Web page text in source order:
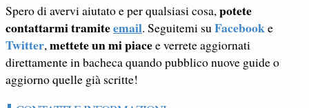
Spero di avervi aiutato e per qualsiasi cosa, potete
contattarmi tramiteemail. Seguitemi su Facebooke
Twitter, mettete un mi piacee verrete aggiornati
direttamente in bacheca quando pubblico nuove guide o
aggiorno quelle già scritte!